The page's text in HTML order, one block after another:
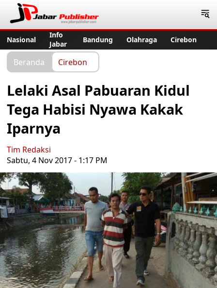
Nasional
Info
Jabar
Bandung Olahraga Cirebon
Beranda Cirebon
Lelaki Asal Pabuaran Kidul
Tega Habisi Nyawa Kakak
Iparnya
Tim Redaksi
Sabtu, 4 Nov 2017 - 1:17 PM